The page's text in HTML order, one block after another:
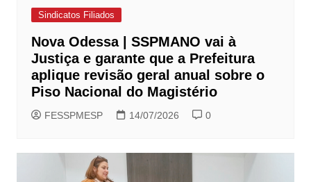
Sindicatos Filiados
Nova Odessa | SSPMANO vai à
Justiça e garante que a Prefeitura
aplique revisão geral anual sobre o
Piso Nacional do Magistério
FESSPMESP 14/07/2026 0